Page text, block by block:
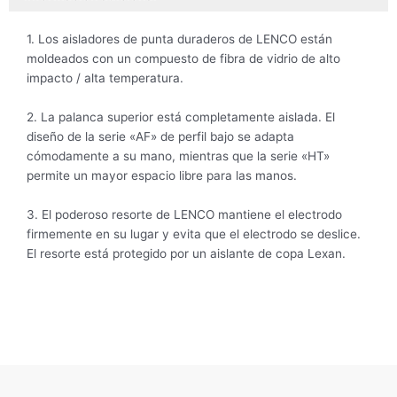
1. Los aisladores de punta duraderos de LENCO están
moldeados con un compuesto de fibra de vidrio de alto
impacto / alta temperatura.
2. La palanca superior está completamente aislada. El
diseño de la serie «AF» de perfil bajo se adapta
cómodamente a su mano, mientras que la serie «HT»
permite un mayor espacio libre para las manos.
3. El poderoso resorte de LENCO mantiene el electrodo
firmemente en su lugar y evita que el electrodo se deslice.
El resorte está protegido por un aislante de copa Lexan.